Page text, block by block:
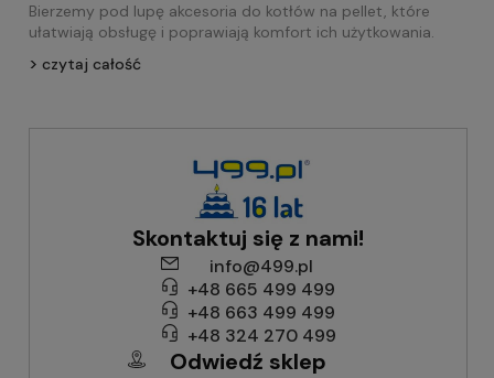
Bierzemy pod lupę akcesoria do kotłów na pellet, które
ułatwiają obsługę i poprawiają komfort ich użytkowania.
czytaj całość
Skontaktuj się z nami!
info@499.pl
+48 665 499 499
+48 663 499 499
+48 324 270 499
Odwiedź sklep